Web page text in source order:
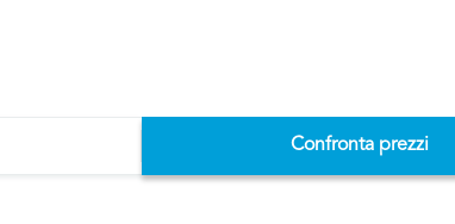
Confronta prezzi